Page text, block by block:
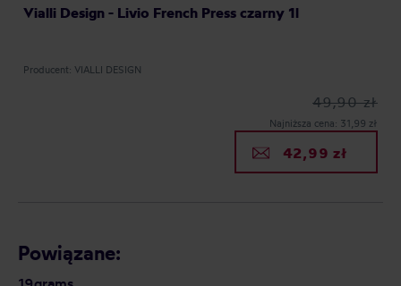
Vialli Design - Livio French Press czarny 1l
Producent: VIALLI DESIGN
49,90 zł
Najniższa cena: 31,99 zł
42,99 zł
Powiązane: